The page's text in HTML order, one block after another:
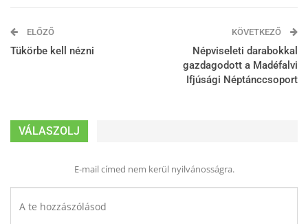
ELŐZŐ
Tükörbe kell nézni
KÖVETKEZŐ
Népviseleti darabokkal
gazdagodott a Madéfalvi
Ifjúsági Néptánccsoport
VÁLASZOLJ
E-mail címed nem kerül nyilvánosságra.